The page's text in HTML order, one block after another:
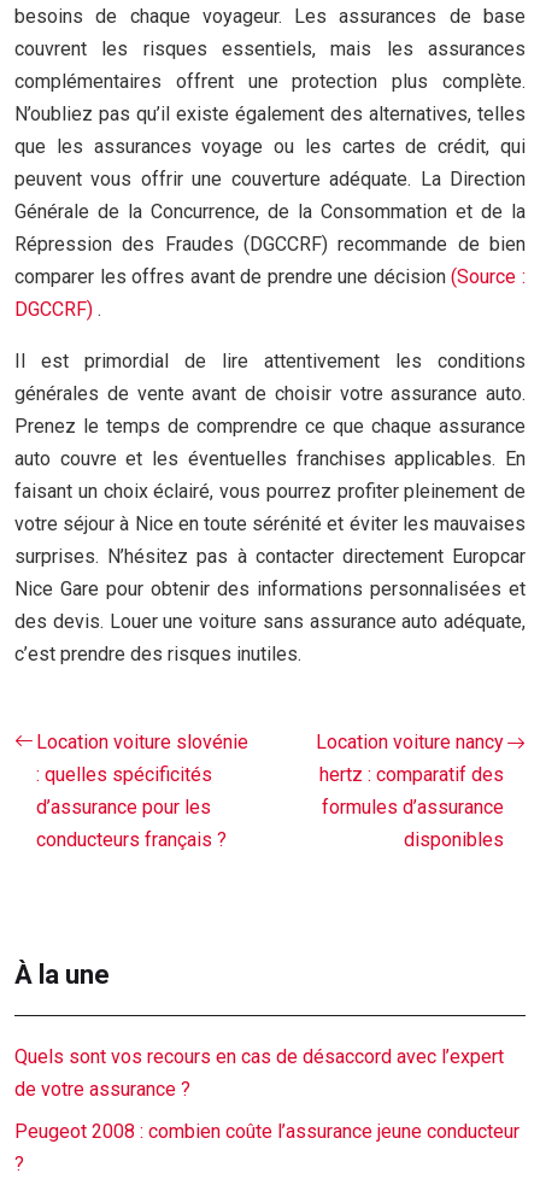
besoins de chaque voyageur. Les assurances de base
couvrent les risques essentiels, mais les assurances
complémentaires offrent une protection plus complète.
N’oubliez pas qu’il existe également des alternatives, telles
que les assurances voyage ou les cartes de crédit, qui
peuvent vous offrir une couverture adéquate. La Direction
Générale de la Concurrence, de la Consommation et de la
Répression des Fraudes (DGCCRF) recommande de bien
comparer les offres avant de prendre une décision(Source :
DGCCRF) .
Il est primordial de lire attentivement les conditions
générales de vente avant de choisir votre assurance auto.
Prenez le temps de comprendre ce que chaque assurance
auto couvre et les éventuelles franchises applicables. En
faisant un choix éclairé, vous pourrez profiter pleinement de
votre séjour à Nice en toute sérénité et éviter les mauvaises
surprises. N’hésitez pas à contacter directement Europcar
Nice Gare pour obtenir des informations personnalisées et
des devis. Louer une voiture sans assurance auto adéquate,
c’est prendre des risques inutiles.
Location voiture slovénie
: quelles spécificités
d’assurance pour les
conducteurs français ?
Location voiture nancy
hertz : comparatif des
formules d’assurance
disponibles
À la une
Quels sont vos recours en cas de désaccord avec l’expert
de votre assurance ?
Peugeot 2008 : combien coûte l’assurance jeune conducteur
?